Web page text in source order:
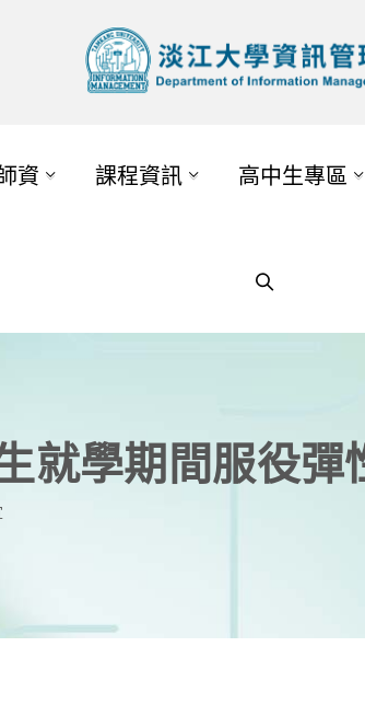
資 課程資訊 高中生專區
就學期間服役彈